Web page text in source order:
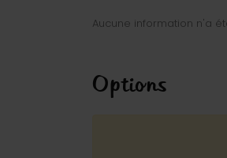
Aucune information n'a
Options